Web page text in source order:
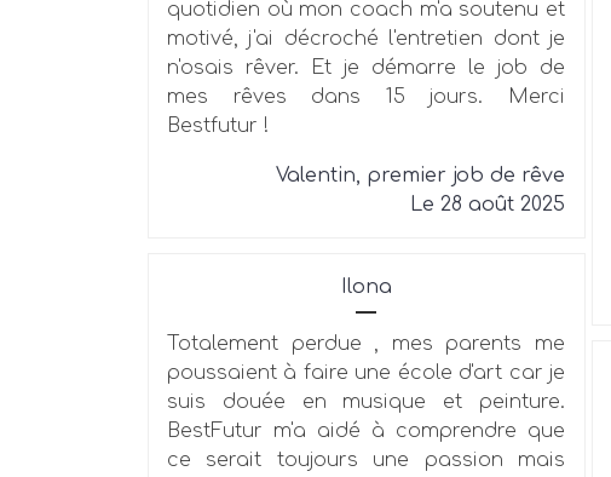
quotidien où mon coach m'a soutenu et
motivé, j'ai décroché l'entretien dont je
n'osais rêver. Et je démarre le job de
mes rêves dans 15 jours. Merci
Bestfutur !
Valentin, premier job de rêve
Le 28 août 2025
Ilona
Totalement perdue , mes parents me
poussaient à faire une école d'art car je
suis douée en musique et peinture.
BestFutur m'a aidé à comprendre que
ce serait toujours une passion mais